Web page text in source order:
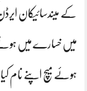
میں خسارے میں